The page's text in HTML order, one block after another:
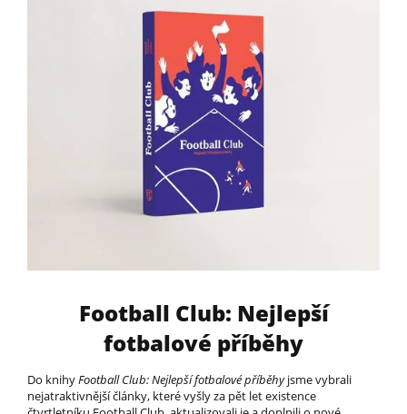
Football Club: Nejlepší
fotbalové příběhy
Do knihyFootball Club: Nejlepší fotbalové příběhyjsme vybrali
nejatraktivnější články, které vyšly za pět let existence